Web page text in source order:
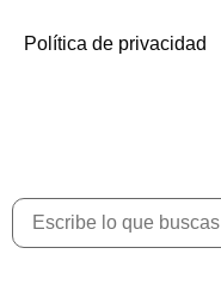
Política de privacidad